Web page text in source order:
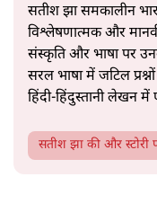
सतीश झा समकालीन
विश्लेषणात्मक और
संस्कृति और भाषा पर
सरल भाषा में जटिल
हिंदी‑हिंदुस्तानी लेखन में
सतीश झा की और स्टोरी